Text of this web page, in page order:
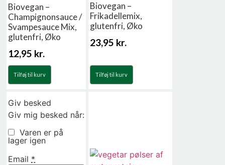
Biovegan –
Champignonsauce /
Svampesauce Mix,
glutenfri, Øko
12,95 kr.
Tilføj til kurv
Biovegan –
Frikadellemix,
glutenfri, Øko
23,95 kr.
Tilføj til kurv
Giv besked
Giv mig besked når:
Varen er på
lager igen
Email *